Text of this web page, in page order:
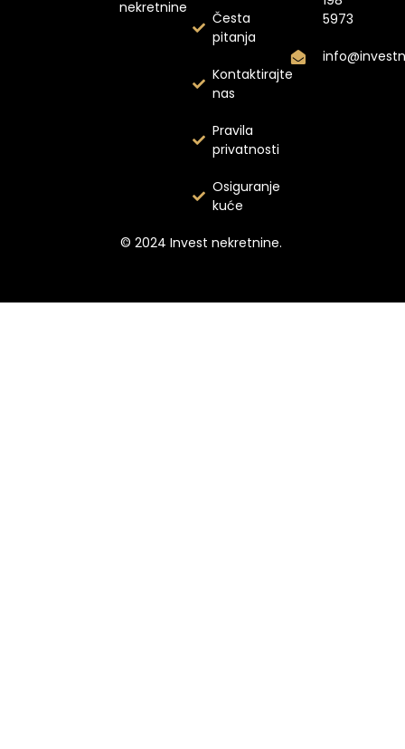
nekretnine
Česta
pitanja
Kontaktirajte
nas
Pravila
privatnosti
Osiguranje
kuće
5973
© 2024 Invest nekretnine.